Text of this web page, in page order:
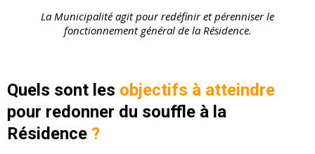
La Municipalité agit pour redéfinir et pérenniser le
fonctionnement général de la Résidence.
Quels sont les objectifs à atteindre
pour redonner du souffle à la
Résidence ?